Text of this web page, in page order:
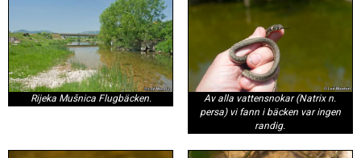
Rijeka Mušnica Flugbäcken.
Av alla vattensnokar (Natrix n.
persa) vi fann i bäcken var ingen
randig.